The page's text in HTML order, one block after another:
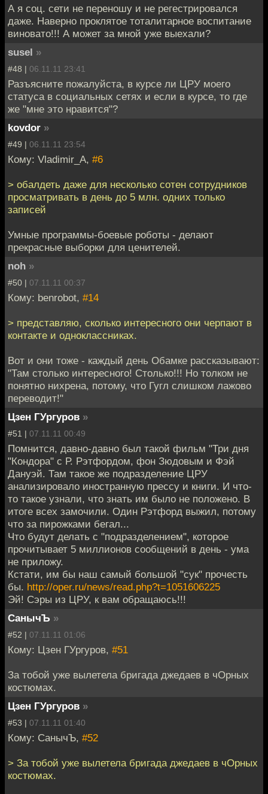
А я соц. сети не переношу и не регестрировался
даже. Наверно проклятое тоталитарное воспитание
виновато!!! А может за мной уже выехали?
susel »
#48 | 06.11.11 23:41
Разъясните пожалуйста, в курсе ли ЦРУ моего
статуса в социальных сетях и если в курсе, то где
же "мне это нравится"?
kovdor »
#49 | 06.11.11 23:54
Кому: Vladimir_A, #6
> обалдеть даже для несколько сотен сотрудников
просматривать в день до 5 млн. одних только
записей
Умные программы-боевые роботы - делают
прекрасные выборки для ценителей.
noh »
#50 | 07.11.11 00:37
Кому: benrobot, #14
> представляю, сколько интересного они черпают в
контакте и одноклассниках.
Вот и они тоже - каждый день Обамке рассказывают:
"Там столько интересного! Столько!!! Но толком не
понятно нихрена, потому, что Гугл слишком лажово
переводит!"
Цзен ГУргуров »
#51 | 07.11.11 00:49
Помнится, давно-давно был такой фильм "Три дня
"Кондора" с Р. Рэтфордом, фон Зюдовым и Фэй
Дануэй. Там такое же подразделение ЦРУ
анализировало иностранную прессу и книги. И что-
то такое узнали, что знать им было не положено. В
итоге всех замочили. Один Рэтфорд выжил, потому
что за пирожками бегал...
Что будут делать с "подразделением", которое
прочитывает 5 миллионов сообщений в день - ума
не приложу.
Кстати, им бы наш самый большой "сук" прочесть
бы. http://oper.ru/news/read.php?t=1051606225
Эй! Сэры из ЦРУ, к вам обращаюсь!!!
СанычЪ »
#52 | 07.11.11 01:06
Кому: Цзен ГУргуров, #51
За тобой уже вылетела бригада джедаев в чОрных
костюмах.
Цзен ГУргуров »
#53 | 07.11.11 01:40
Кому: СанычЪ, #52
> За тобой уже вылетела бригада джедаев в чОрных
костюмах.